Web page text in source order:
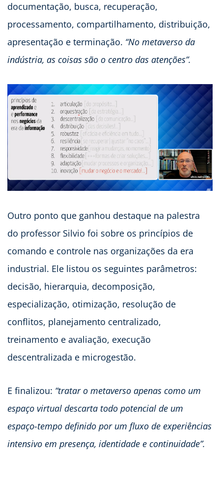
documentação, busca, recuperação,
processamento, compartilhamento, distribuição,
apresentação e terminação. “No metaverso da
indústria, as coisas são o centro das atenções”.
Outro ponto que ganhou destaque na palestra
do professor Silvio foi sobre os princípios de
comando e controle nas organizações da era
industrial. Ele listou os seguintes parâmetros:
decisão, hierarquia, decomposição,
especialização, otimização, resolução de
conflitos, planejamento centralizado,
treinamento e avaliação, execução
descentralizada e microgestão.
E finalizou: “tratar o metaverso apenas como um
espaço virtual descarta todo potencial de um
espaço-tempo definido por um fluxo de experiências
intensivo em presença, identidade e continuidade”.